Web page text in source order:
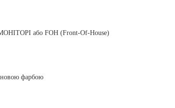
МОНІТОРІ або FOH (Front-Of-House)
фарбою